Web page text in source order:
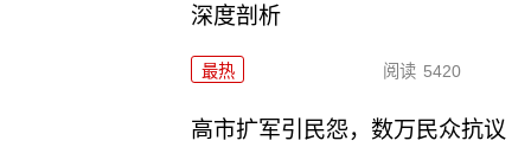
深度剖析
最热 阅读 5420
高市扩军引民怨，数万民众抗议